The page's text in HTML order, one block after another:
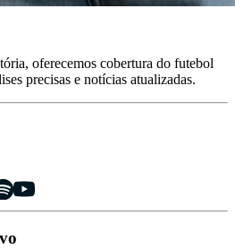
oferecemos cobertura do futebol
precisas e notícias atualizadas.